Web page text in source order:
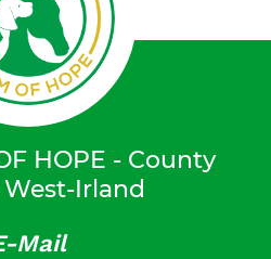
HOPE - County
Irland
Mail